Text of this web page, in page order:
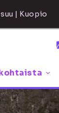
| Kuopio